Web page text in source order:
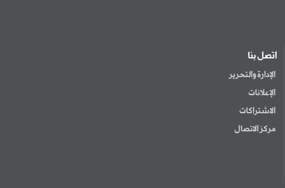
اتصل بنا
الإدارة والتحرير
الإعلانات
الاشتراكات
مركز الاتصال